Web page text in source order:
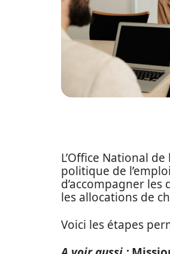
L’Office National
politique de
d’accompagner
les allocations de
Voici les étapes